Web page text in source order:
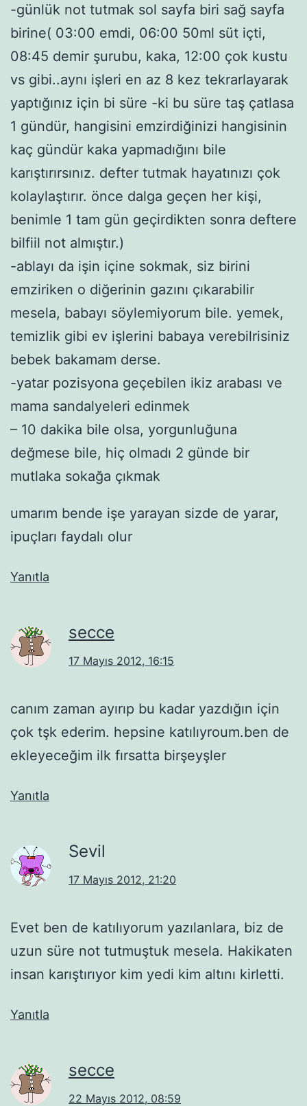
-günlük not tutmak sol sayfa biri sağ sayfa
birine( 03:00 emdi, 06:00 50ml süt içti,
08:45 demir şurubu, kaka, 12:00 çok kustu
vs gibi..aynı işleri en az 8 kez tekrarlayarak
yaptığınız için bi süre -ki bu süre taş çatlasa
1 gündür, hangisini emzirdiğinizi hangisinin
kaç gündür kaka yapmadığını bile
karıştırırsınız. defter tutmak hayatınızı çok
kolaylaştırır. önce dalga geçen her kişi,
benimle 1 tam gün geçirdikten sonra deftere
bilfiil not almıştır.)
-ablayı da işin içine sokmak, siz birini
emziriken o diğerinin gazını çıkarabilir
mesela, babayı söylemiyorum bile. yemek,
temizlik gibi ev işlerini babaya verebilrisiniz
bebek bakamam derse.
-yatar pozisyona geçebilen ikiz arabası ve
mama sandalyeleri edinmek
– 10 dakika bile olsa, yorgunluğuna
değmese bile, hiç olmadı 2 günde bir
mutlaka sokağa çıkmak
umarım bende işe yarayan sizde de yarar,
ipuçları faydalı olur
Yanıtla
secce
17 Mayıs 2012, 16:15
canım zaman ayırıp bu kadar yazdığın için
çok tşk ederim. hepsine katılıyroum.ben de
ekleyeceğim ilk fırsatta birşeyşler
Yanıtla
Sevil
17 Mayıs 2012, 21:20
Evet ben de katılıyorum yazılanlara, biz de
uzun süre not tutmuştuk mesela. Hakikaten
insan karıştırıyor kim yedi kim altını kirletti.
Yanıtla
secce
22 Mayıs 2012, 08:59